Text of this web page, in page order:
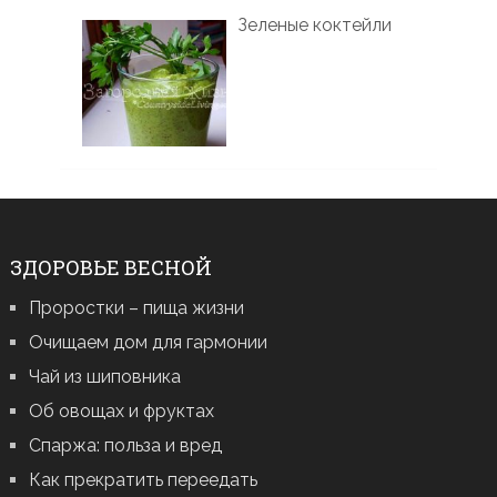
Зеленые коктейли
ЗДОРОВЬЕ ВЕСНОЙ
Проростки – пища жизни
Очищаем дом для гармонии
Чай из шиповника
Об овощах и фруктах
Спаржа: польза и вред
Как прекратить переедать